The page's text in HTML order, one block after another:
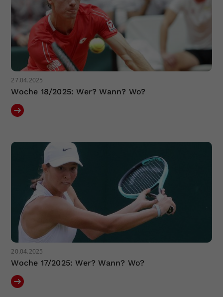
27.04.2025
Woche 18/2025: Wer? Wann? Wo?
20.04.2025
Woche 17/2025: Wer? Wann? Wo?